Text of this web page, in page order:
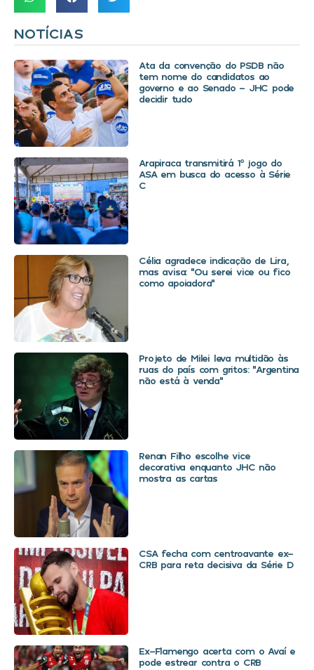
NOTÍCIAS
Ata da convenção do PSDB não
tem nome do candidatos ao
governo e ao Senado – JHC pode
decidir tudo
Arapiraca transmitirá 1º jogo do
ASA em busca do acesso à Série
C
Célia agradece indicação de Lira,
mas avisa: “Ou serei vice ou fico
como apoiadora”
Projeto de Milei leva multidão às
ruas do país com gritos: “Argentina
não está à venda”
Renan Filho escolhe vice
decorativa enquanto JHC não
mostra as cartas
CSA fecha com centroavante ex-
CRB para reta decisiva da Série D
Ex-Flamengo acerta com o Avaí e
pode estrear contra o CRB